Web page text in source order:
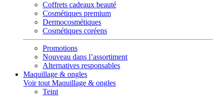
Coffrets cadeaux beauté
Cosmétiques premium
Dermocosmétiques
Cosmétiques coréens
Promotions
Nouveau dans l’assortiment
Alternatives responsables
Maquillage & ongles
Voir tout Maquillage & ongles
Teint